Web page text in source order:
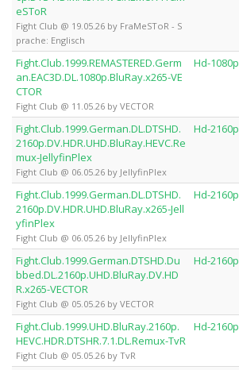
eSToR
Fight Club @ 19.05.26 by FraMeSToR - S
prache: Englisch
Fight.Club.1999.REMASTERED.Germ
an.EAC3D.DL.1080p.BluRay.x265-VE
CTOR
Fight Club @ 11.05.26 by VECTOR
Hd-1080p
Fight.Club.1999.German.DL.DTSHD.
2160p.DV.HDR.UHD.BluRay.HEVC.Re
mux-JellyfinPlex
Fight Club @ 06.05.26 by JellyfinPlex
Hd-2160p
Fight.Club.1999.German.DL.DTSHD.
2160p.DV.HDR.UHD.BluRay.x265-Jell
yfinPlex
Fight Club @ 06.05.26 by JellyfinPlex
Hd-2160p
Fight.Club.1999.German.DTSHD.Du
bbed.DL.2160p.UHD.BluRay.DV.HD
R.x265-VECTOR
Fight Club @ 05.05.26 by VECTOR
Hd-2160p
Fight.Club.1999.UHD.BluRay.2160p.
HEVC.HDR.DTSHR.7.1.DL.Remux-TvR
Fight Club @ 05.05.26 by TvR
Hd-2160p